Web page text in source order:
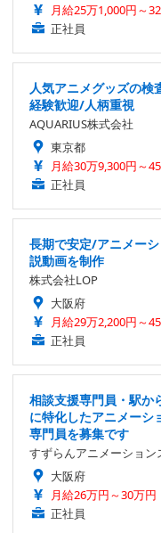
月給25万1,000円～
正社員
人気アニメグッズの
経験歓迎/人柄重視
AQUARIUS株式会社
東京都
月給30万9,300円～
正社員
長期で安定/アニメー
説動画を制作
株式会社LOP
大阪府
月給29万2,200円～
正社員
相談支援専門員・駅か
に特化したアニメーシ
専門員を募集です
すずらんアニメーション
大阪府
月給26万円～30万円
正社員